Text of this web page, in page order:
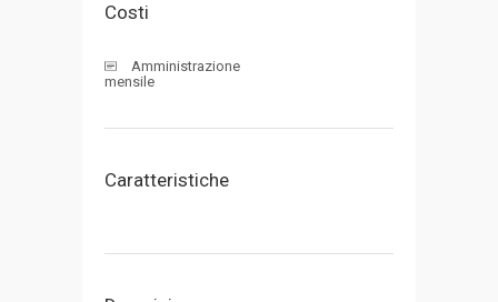
Costi
Amministrazione
mensile
Caratteristiche